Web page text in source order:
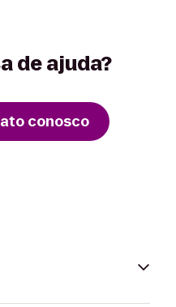
de ajuda?
conosco